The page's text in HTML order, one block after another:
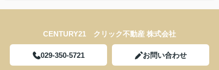
CENTURY21 クリック不動産 株式会社
029-350-5721 お問い合わせ